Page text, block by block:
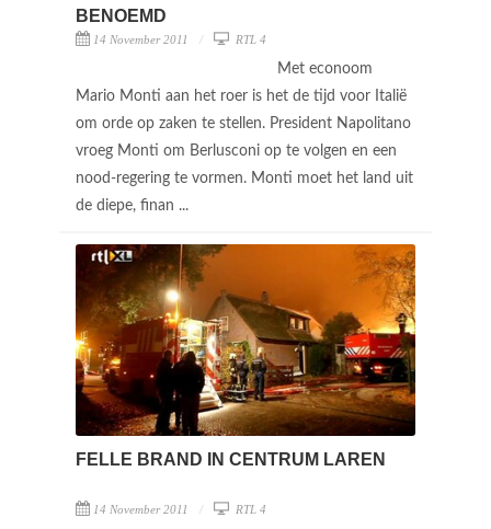
BENOEMD
14 November 2011 RTL 4
Met econoom
Mario Monti aan het roer is het de tijd voor Italië
om orde op zaken te stellen. President Napolitano
vroeg Monti om Berlusconi op te volgen en een
nood-regering te vormen. Monti moet het land uit
de diepe, finan ...
FELLE BRAND IN CENTRUM LAREN
14 November 2011 RTL 4